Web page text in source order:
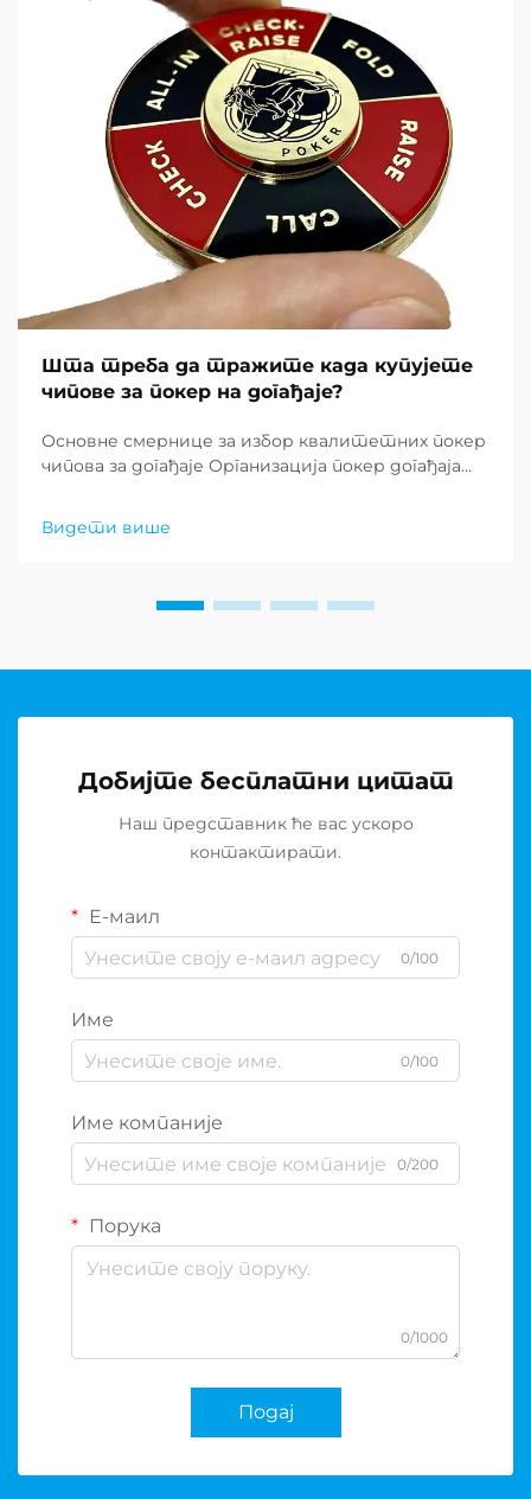
Шта треба да тражите када купујете
чипове за покер на догађаје?
Основне смернице за избор квалитетних покер
чипова за догађаје Организација покер догађаја
који испуњавају професионалне стандарде.
Видети више
Добијте бесплатни цитат
Наш представник ће вас ускоро
контактирати.
Е-маил
0/100
Име
0/100
Име компаније
0/200
Порука
0/1000
Подај